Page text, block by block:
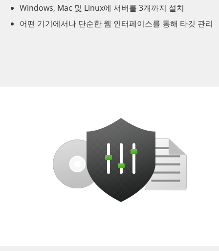
Windows, Mac 및 Linux에 서버를 3개까지 설치
어떤 기기에서나 단순한 웹 인터페이스를 통해 타깃 관리